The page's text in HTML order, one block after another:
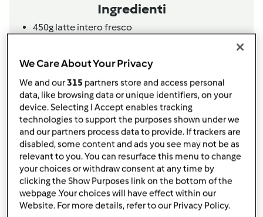
Ingredienti
450g latte intero fresco
1bustinaLievito in polvere x dolci
1bustinavanillina opp qlc goccia di essenza
vaniglia
1kgfarina 00
q.b.crema pasticcera
q.b. ciliegine candite
1cubettolievito di birra
Aggiungi alla lista della spesa
We Care About Your Privacy
We and our315 partners store and access personal
data, like browsing data or unique identifiers, on your
device. Selecting I Accept enables tracking
technologies to support the purposes shown under we
and our partners process data to provide. If trackers are
disabled, some content and ads you see may not be as
relevant to you. You can resurface this menu to change
your choices or withdraw consent at any time by
clicking the Show Purposes link on the bottom of the
webpage .Your choices will have effect within our
Website. For more details, refer to our Privacy Policy.